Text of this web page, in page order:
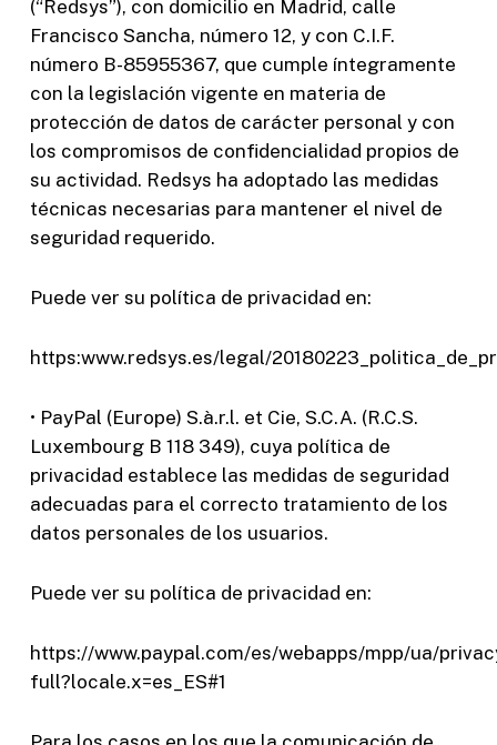
(“Redsys”), con domicilio en Madrid, calle
Francisco Sancha, número 12, y con C.I.F.
número B-85955367, que cumple íntegramente
con la legislación vigente en materia de
protección de datos de carácter personal y con
los compromisos de confidencialidad propios de
su actividad. Redsys ha adoptado las medidas
técnicas necesarias para mantener el nivel de
seguridad requerido.
Puede ver su política de privacidad en:
https:www.redsys.es/legal/
• PayPal (Europe) S.à.r.l. et Cie, S.C.A. (R.C.S.
Luxembourg B 118 349), cuya política de
privacidad establece las medidas de seguridad
adecuadas para el correcto tratamiento de los
datos personales de los usuarios.
Puede ver su política de privacidad en:
https://www.paypal.com/es/webapps/mpp/ua/
full?locale.x=es_ES#1